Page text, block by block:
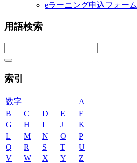
eラーニング申込フォーム
用語検索
索引
数字
A
B
C D E
F
G
H I J
K
L
M N O
P
Q
R S T
U
V
W X Y
Z